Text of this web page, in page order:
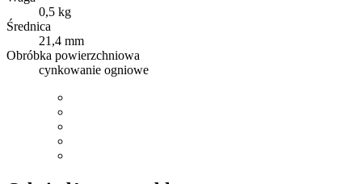
0,5 kg
Średnica
21,4 mm
Obróbka powierzchniowa
cynkowanie ogniowe